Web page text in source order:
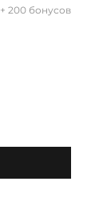
+ 200 бонусов